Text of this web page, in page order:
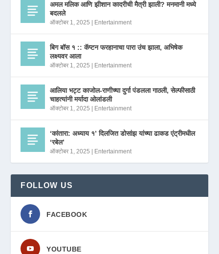
अमल मलिक आणि झीशान कादरीची मैत्री झाली? मनमानी मध्ये
बदलले
ऑक्टोबर 1, 2025 Entertainment
बिग बॉस १ :: कॅप्टन फरहानाचा पारा उंच झाला, अभिषेक
लक्ष्यवर आला
ऑक्टोबर 1, 2025 Entertainment
आलिया भट्ट काजोल-राणीच्या दुर्गा पंडलला गाठली, सेल्फीसाठी
चाहत्यांनी मर्यादा ओलांडली
ऑक्टोबर 1, 2025 Entertainment
‘कांतारा: अध्याय १’ दिलजित डोसांझ यांच्या ढाकड एंट्रीमधील
‘रबेल’
ऑक्टोबर 1, 2025 Entertainment
FOLLOW US
FACEBOOK
YOUTUBE